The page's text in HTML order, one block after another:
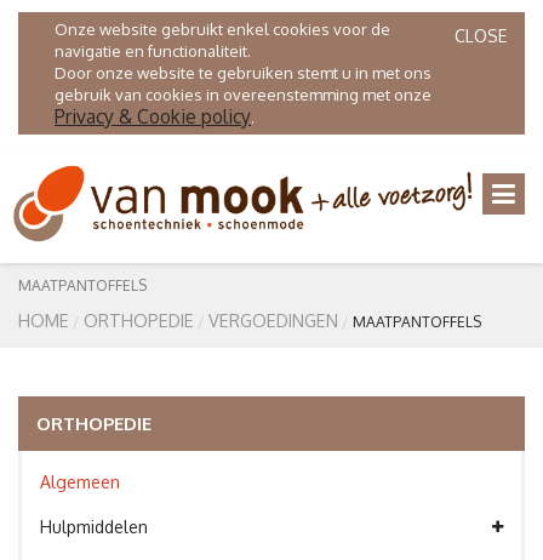
CLOSE
Onze website gebruikt enkel cookies voor de
navigatie en functionaliteit.
Door onze website te gebruiken stemt u in met ons
gebruik van cookies in overeenstemming met onze
Privacy & Cookie policy.
MAATPANTOFFELS
HOME ORTHOPEDIE VERGOEDINGEN MAATPANTOFFELS
ORTHOPEDIE
Algemeen
Hulpmiddelen